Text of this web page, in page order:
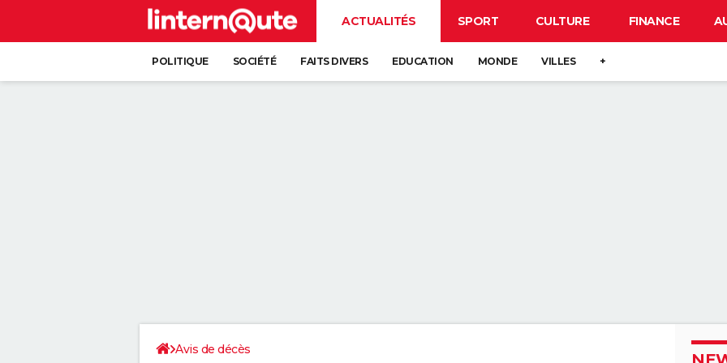
ACTUALITÉS SPORT CULTURE FINANCE
POLITIQUE SOCIÉTÉ FAITS DIVERS EDUCATION MONDE VILLES +
Avis de décès